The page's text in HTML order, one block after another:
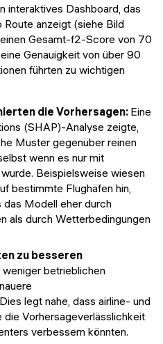
interaktives Dashboard, das
anzeigt (siehe Bild
Gesamt-f2-Score von 70
Genauigkeit von über 90
führten zu wichtigen
die Vorhersagen: Eine
(SHAP)-Analyse zeigte,
Muster gegenüber reinen
wenn es nur mit
Beispielsweise wiesen
bestimmte Flughäfen hin,
das Modell eher durch
als durch Wetterbedingungen
zu besseren
weniger betrieblichen
legt nahe, dass airline- und
Vorhersageverlässlichkeit
verbessern könnten.